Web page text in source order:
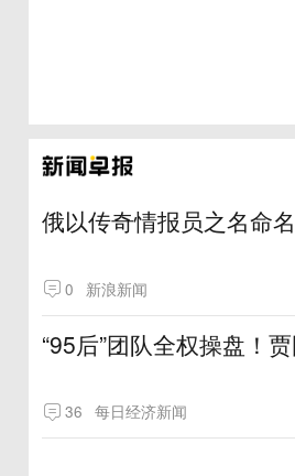
俄以传奇情报员之名命
0 新浪新闻
“95后”团队全权操盘！
36 每日经济新闻